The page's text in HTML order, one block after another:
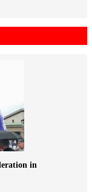
in